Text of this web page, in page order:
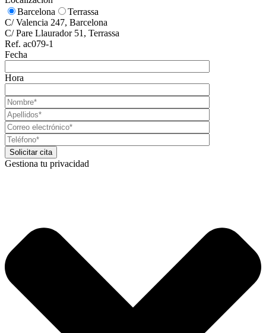
Barcelona
Terrassa
C/ Valencia 247, Barcelona
C/ Pare Llaurador 51, Terrassa
Ref. ac079-1
Fecha
Hora
Gestiona tu privacidad